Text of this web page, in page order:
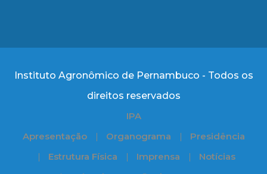
Instituto Agronômico de Pernambuco - Todos os
direitos reservados
IPA
Apresentação
Organograma
Presidência
Estrutura Física
Imprensa
Notícias